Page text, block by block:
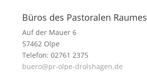
Büros des Pastoralen Raumes
Auf der Mauer 6
57462 Olpe
Telefon: 02761 2375
buero@pr-olpe-drolshagen.de